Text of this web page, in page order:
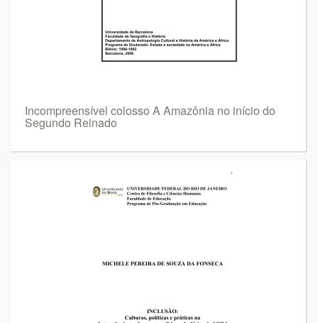
Incompreensível colosso A Amazônia no início do
Segundo Reinado